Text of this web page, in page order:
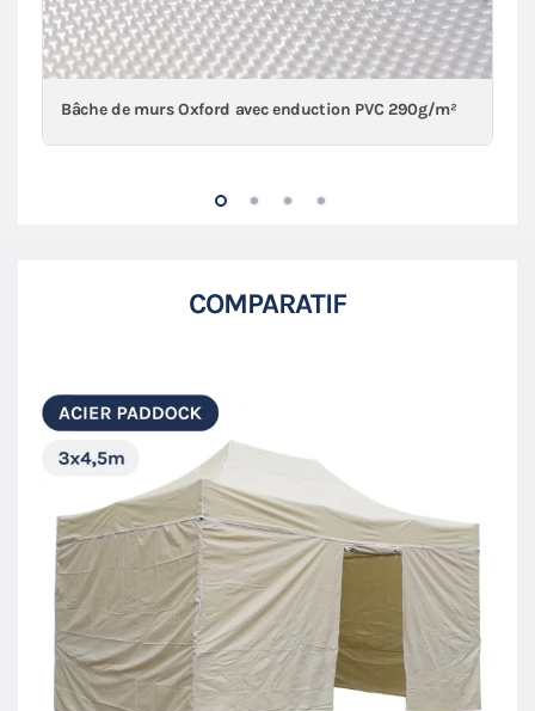
Bâche de murs Oxford avec enduction PVC 290g/m²
COMPARATIF